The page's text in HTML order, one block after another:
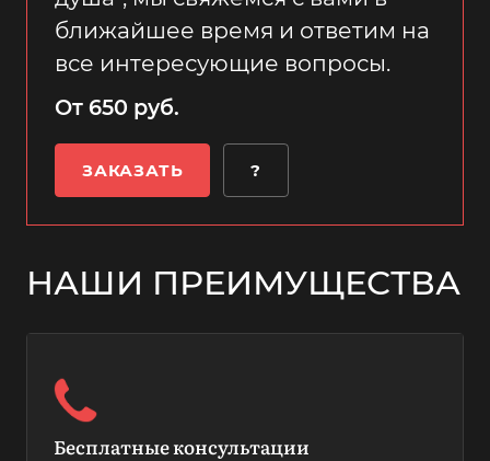
ближайшее время и ответим на
все интересующие вопросы.
От 650 руб.
ЗАКАЗАТЬ ?
НАШИ ПРЕИМУЩЕСТВА
Бесплатные консультации